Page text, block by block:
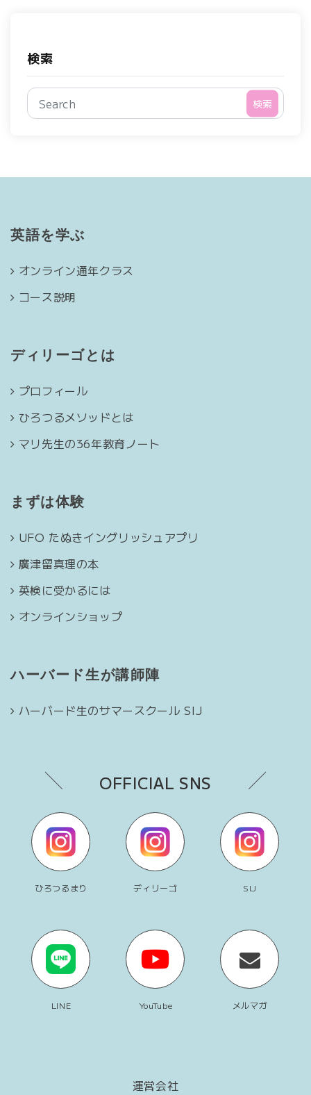
検索
検索
英語を学ぶ
オンライン通年クラス
コース説明
ディリーゴとは
プロフィール
ひろつるメソッドとは
マリ先生の36年教育ノート
まずは体験
UFO たぬきイングリッシュアプリ
廣津留真理の本
英検に受かるには
オンラインショップ
ハーバード生が講師陣
ハーバード生のサマースクール SIJ
OFFICIAL SNS
ひろつるまり ディリーゴ SIJ
LINE YouTube メルマガ
運営会社